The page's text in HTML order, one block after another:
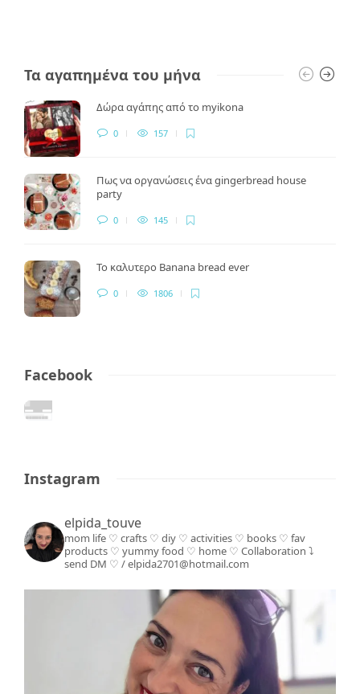
Τα αγαπημένα του μήνα
Δώρα αγάπης από το myikona
0 157
Πως να οργανώσεις ένα gingerbread house
party
0 145
Το καλυτερο Banana bread ever
0 1806
Facebook
Instagram
elpida_touve
mom life ♡ crafts ♡ diy ♡ activities ♡ books ♡ fav
products ♡ yummy food ♡ home ♡ Collaboration ⤵️
send DM ♡ / elpida2701@hotmail.com